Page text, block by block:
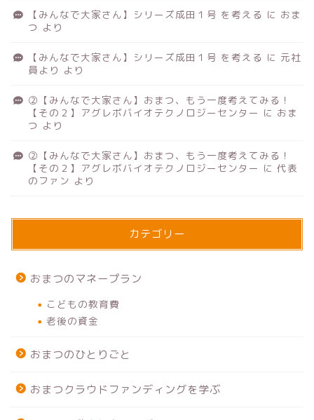
【みんなで大家さん】シリーズ成田１号 を考える に おま
つ より
【みんなで大家さん】シリーズ成田１号 を考える に 元社
員より より
②【みんなで大家さん】おまつ、もう一度考えてみる！
【その２】アグレボバイオテクノロジーセンター に おま
つ より
②【みんなで大家さん】おまつ、もう一度考えてみる！
【その２】アグレボバイオテクノロジーセンター に 代表
のファン より
カテゴリー
おまつのマネープラン
こどもの教育費
老後の資金
おまつのひとりごと
おまつクラウドファンディングを学ぶ